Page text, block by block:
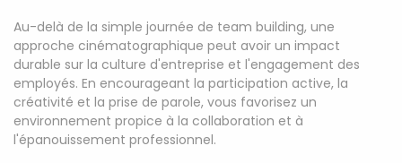
Au-delà de la simple journée de team building, une
approche cinématographique peut avoir un impact
durable sur la culture d'entreprise et l'engagement des
employés. En encourageant la participation active, la
créativité et la prise de parole, vous favorisez un
environnement propice à la collaboration et à
l'épanouissement professionnel.